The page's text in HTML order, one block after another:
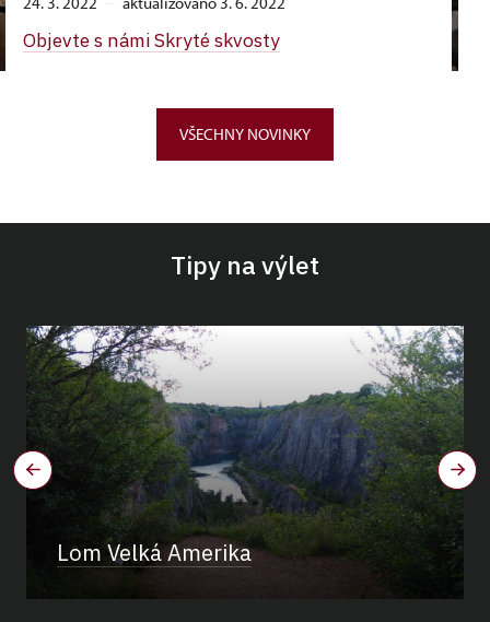
Objevte s námi Skryté skvosty
VŠECHNY NOVINKY
Tipy na výlet
Lom Velká Amerika